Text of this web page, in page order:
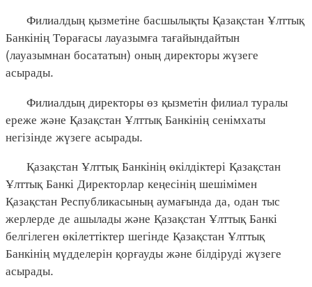
Филиалдың қызметіне басшылықты Қазақстан Ұлттық
Банкінің Төрағасы лауазымға тағайындайтын
(лауазымнан босататын) оның директоры жүзеге
асырады.
Филиалдың директоры өз қызметін филиал туралы
ереже және Қазақстан Ұлттық Банкінің сенімхаты
негізінде жүзеге асырады.
Қазақстан Ұлттық Банкінің өкілдіктері Қазақстан
Ұлттық Банкі Директорлар кеңесінің шешімімен
Қазақстан Республикасының аумағында да, одан тыс
жерлерде де ашылады және Қазақстан Ұлттық Банкі
белгілеген өкілеттіктер шегінде Қазақстан Ұлттық
Банкінің мүдделерін қорғауды және білдіруді жүзеге
асырады.